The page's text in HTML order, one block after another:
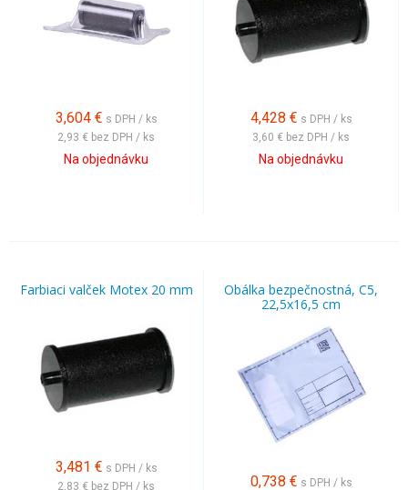
3,604 € s DPH / ks
2,93 € bez DPH / ks
Na objednávku
4,428 € s DPH / ks
3,60 € bez DPH / ks
Na objednávku
Farbiaci valček Motex 20 mm
3,481 € s DPH / ks
2,83 € bez DPH / ks
Obálka bezpečnostná, C5,
22,5x16,5 cm
0,738 € s DPH / ks